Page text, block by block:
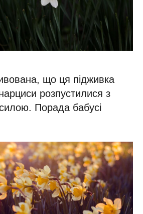
що ця підживка
розпустилися з
Порада бабусі